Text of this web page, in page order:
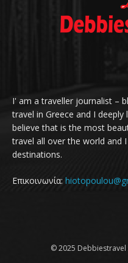
I' am a traveller journalist –
travel in Greece and I
believe that is the most
travel all over the world and
destinations.
Επικοινωνία:
© 2025